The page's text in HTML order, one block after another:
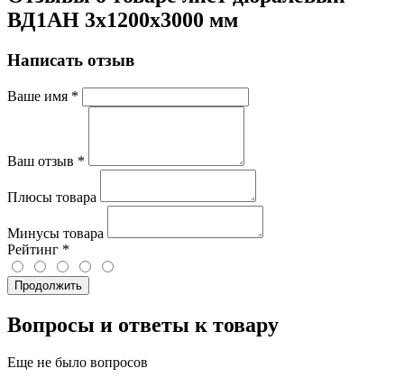
ВД1АН 3х1200х3000 мм
Написать отзыв
Ваше имя *
Ваш отзыв *
Плюсы товара
Минусы товара
Рейтинг *
Продолжить
Вопросы и ответы к товару
Еще не было вопросов